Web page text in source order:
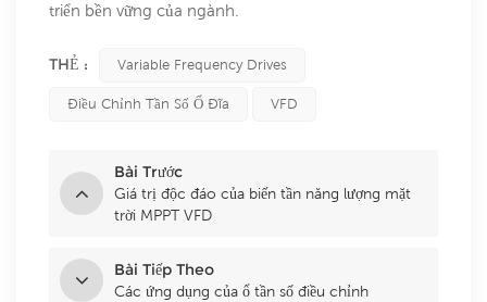
triển bền vững của ngành.
THẺ : Variable Frequency Drives
Điều Chỉnh Tần Số Ổ Đĩa VFD
Bài Trước
Giá trị độc đáo của biến tần năng lượng mặt
trời MPPT VFD
Bài Tiếp Theo
Các ứng dụng của ổ tần số điều chỉnh